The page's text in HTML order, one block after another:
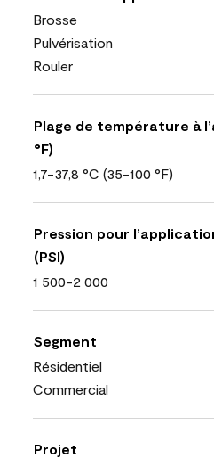
Brosse
Pulvérisation
Rouler
Plage de température à
°F)
1,7-37,8 °C (35-100 °F)
Pression pour
(PSI)
1 500-2 000
Segment
Résidentiel
Commercial
Projet